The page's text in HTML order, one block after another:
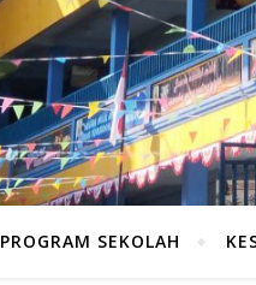
PROGRAM SEKOLAH